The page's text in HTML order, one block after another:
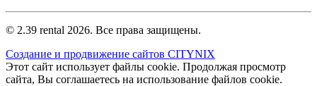
© 2.39 rental 2026. Все права защищены.
Создание и продвижение сайтов CITYNIX
Этот сайт использует файлы cookie. Продолжая просмотр
сайта, Вы соглашаетесь на использование файлов cookie.